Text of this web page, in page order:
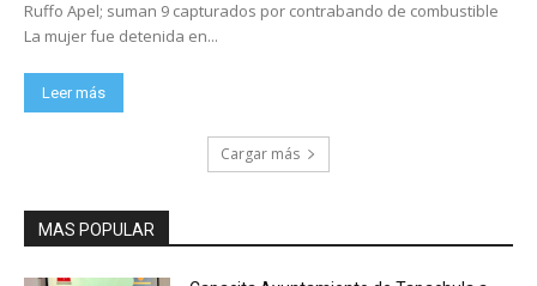
Ruffo Apel; suman 9 capturados por contrabando de combustible
La mujer fue detenida en...
Leer más
Cargar más
MAS POPULAR